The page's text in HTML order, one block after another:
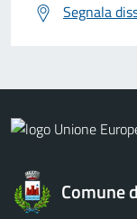
Segnala
Comune